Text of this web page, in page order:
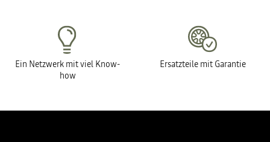
Ein Netzwerk mit viel Know-
how
Ersatzteile mit Garantie